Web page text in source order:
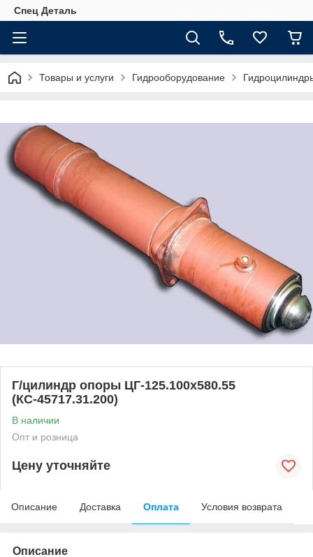
Спец Деталь
Товары и услуги Гидрооборудование
Г/цилиндр опоры ЦГ-125.100х580.55
(КС-45717.31.200)
В наличии
Опт и розница
Цену уточняйте
Описание Доставка Оплата Условия возврата
Описание